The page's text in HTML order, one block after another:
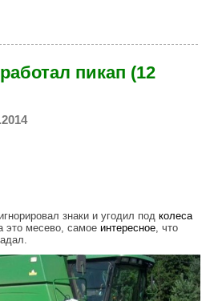
пикап (12
знаки и угодил под колеса
это месево, самое интересное, что